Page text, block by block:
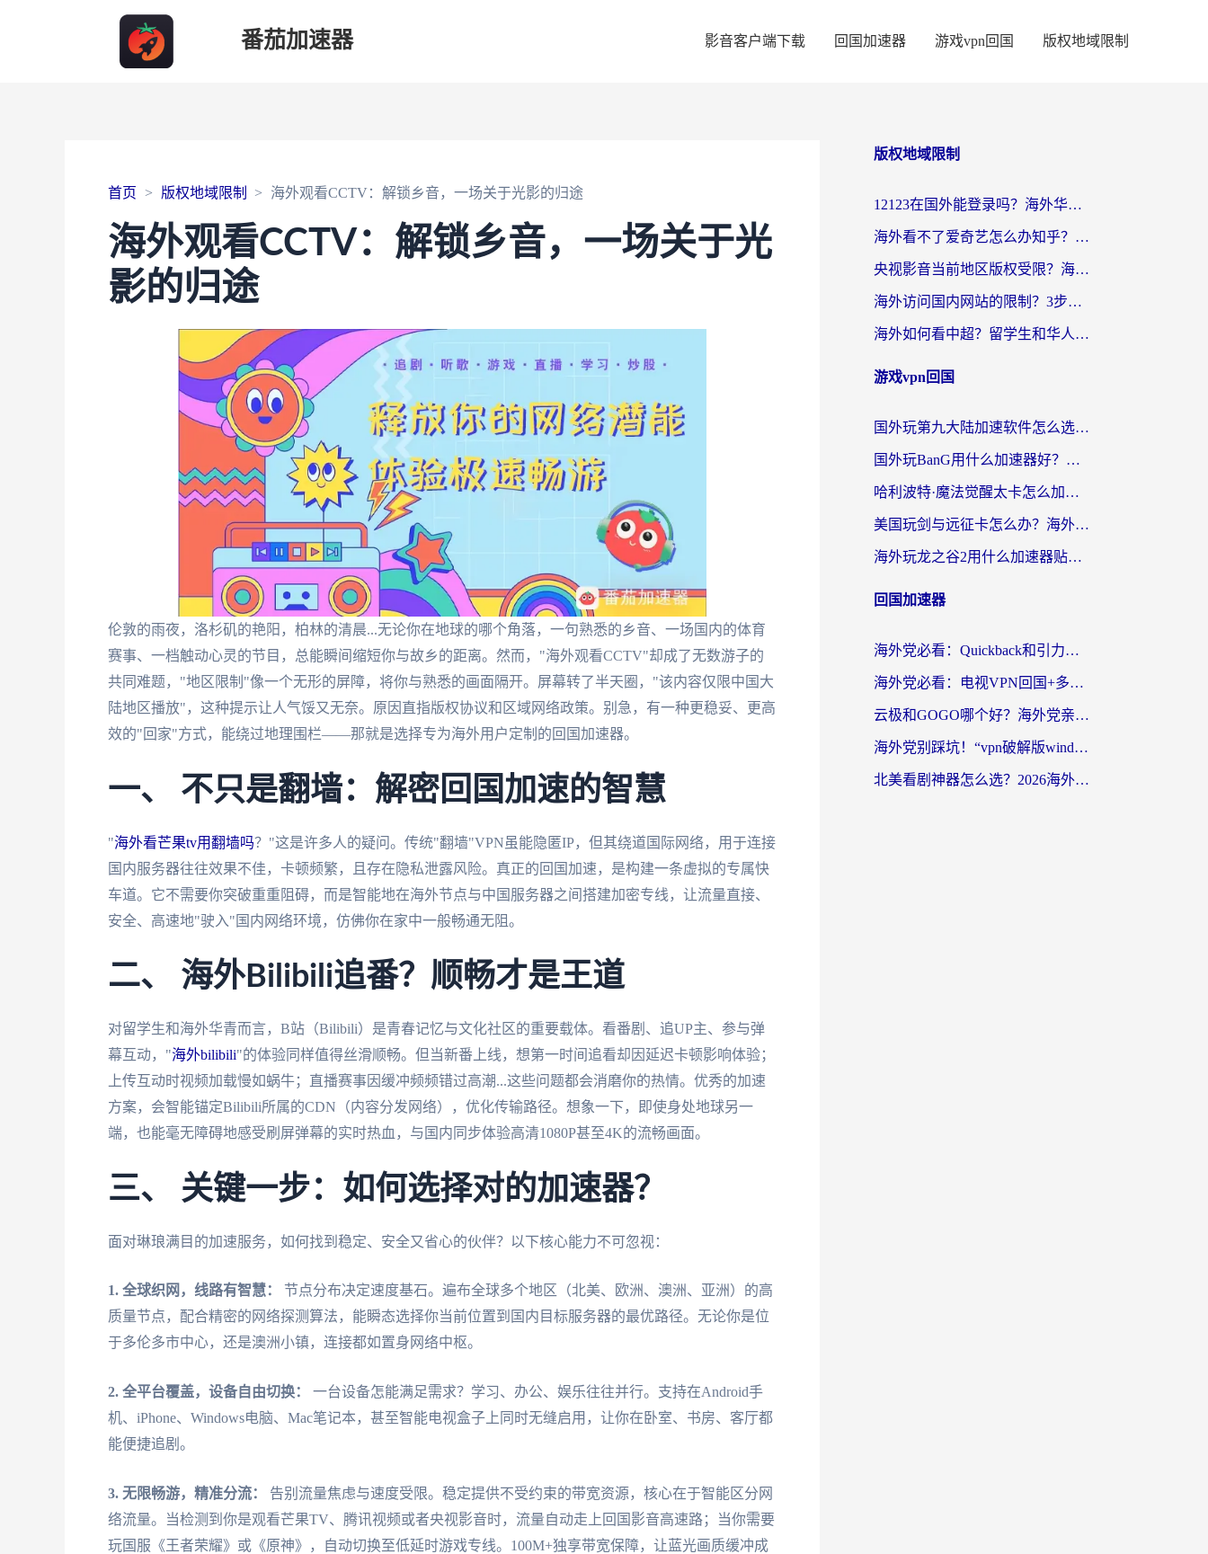
番茄加速器 影音客户端下载 回国加速器 游戏vpn回国 版权地域限制
首页 版权地域限制 海外观看CCTV：解锁乡音，一场关于光影的归途
海外观看CCTV：解锁乡音，一场关于光
影的归途
伦敦的雨夜，洛杉矶的艳阳，柏林的清晨...无论你在地球的哪个角落，一句熟悉的乡音、一场国内的体育
赛事、一档触动心灵的节目，总能瞬间缩短你与故乡的距离。然而，"海外观看CCTV"却成了无数游子的
共同难题，"地区限制"像一个无形的屏障，将你与熟悉的画面隔开。屏幕转了半天圈，"该内容仅限中国大
陆地区播放"，这种提示让人气馁又无奈。原因直指版权协议和区域网络政策。别急，有一种更稳妥、更高
效的"回家"方式，能绕过地理围栏——那就是选择专为海外用户定制的回国加速器。
一、 不只是翻墙：解密回国加速的智慧
"海外看芒果tv用翻墙吗？"这是许多人的疑问。传统"翻墙"VPN虽能隐匿IP，但其绕道国际网络，用于连接
国内服务器往往效果不佳，卡顿频繁，且存在隐私泄露风险。真正的回国加速，是构建一条虚拟的专属快
车道。它不需要你突破重重阻碍，而是智能地在海外节点与中国服务器之间搭建加密专线，让流量直接、
安全、高速地"驶入"国内网络环境，仿佛你在家中一般畅通无阻。
二、 海外Bilibili追番？顺畅才是王道
对留学生和海外华青而言，B站（Bilibili）是青春记忆与文化社区的重要载体。看番剧、追UP主、参与弹
幕互动，"海外bilibili"的体验同样值得丝滑顺畅。但当新番上线，想第一时间追看却因延迟卡顿影响体验；
上传互动时视频加载慢如蜗牛；直播赛事因缓冲频频错过高潮...这些问题都会消磨你的热情。优秀的加速
方案，会智能锚定Bilibili所属的CDN（内容分发网络），优化传输路径。想象一下，即使身处地球另一
端，也能毫无障碍地感受刷屏弹幕的实时热血，与国内同步体验高清1080P甚至4K的流畅画面。
三、 关键一步：如何选择对的加速器？
面对琳琅满目的加速服务，如何找到稳定、安全又省心的伙伴？以下核心能力不可忽视：
1. 全球织网，线路有智慧：
节点分布决定速度基石。遍布全球多个地区（北美、欧洲、澳洲、亚洲）的高
质量节点，配合精密的网络探测算法，能瞬态选择你当前位置到国内目标服务器的最优路径。无论你是位
于多伦多市中心，还是澳洲小镇，连接都如置身网络中枢。
2. 全平台覆盖，设备自由切换：
一台设备怎能满足需求？学习、办公、娱乐往往并行。支持在Android手
机、iPhone、Windows电脑、Mac笔记本，甚至智能电视盒子上同时无缝启用，让你在卧室、书房、客厅都
能便捷追剧。
3. 无限畅游，精准分流：
告别流量焦虑与速度受限。稳定提供不受约束的带宽资源，核心在于智能区分网
络流量。当检测到你是观看芒果TV、腾讯视频或者央视影音时，流量自动走上回国影音高速路；当你需要
玩国服《王者荣耀》或《原神》，自动切换至低延时游戏专线。100M+独享带宽保障，让蓝光画质缓冲成
版权地域限制
12123在国外能登录吗？海外华人亲测有效的回国加速器选择指南
海外看不了爱奇艺怎么办知乎？留学生亲测有效的回国加速方案
央视影音当前地区版权受限？海外党看国内剧、追电视台的终极解决方案
海外访问国内网站的限制？3步教你无缝解锁国内资源（附实测最优工具）
海外如何看中超？留学生和华人的体育赛事观看终极指南（附欧洲杯奥运会观看技巧）
游戏vpn回国
国外玩第九大陆加速软件怎么选？2026终极指南帮你告别延迟卡顿
国外玩BanG用什么加速器好？海外玩家亲测的国服游戏加速终极方案
哈利波特·魔法觉醒太卡怎么加速？海外党亲测有效的国服游戏加速指南
美国玩剑与远征卡怎么办？海外党亲测有效的国服游戏加速指南
海外玩龙之谷2用什么加速器贴吧？老玩家实测推荐，附新加坡猎魂觉醒国外剑与远征加速攻略
回国加速器
海外党必看：Quickback和引力好用吗？3分钟搞懂回国加速器怎么选
海外党必看：电视VPN回国+多设备无缝访问国内资源的实用指南
云极和GOGO哪个好？海外党亲测回国加速器选择指南（附iOS免费&Windows VPN实用技巧）
海外党别踩坑！“vpn破解版windows”真的能用？教你选对回国加速器无缝刷国内资源
北美看剧神器怎么选？2026海外华人无缝访问国内资源全攻略